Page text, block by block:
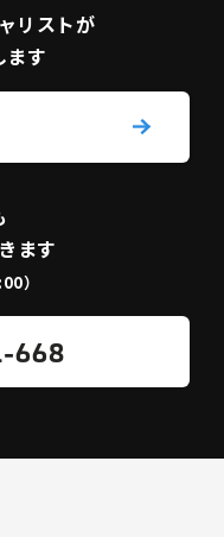
リストが
ます
ます
）
668